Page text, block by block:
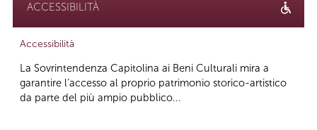
ACCESSIBILITÀ
Accessibilità
La Sovrintendenza Capitolina ai Beni Culturali mira a
garantire l’accesso al proprio patrimonio storico-artistico
da parte del più ampio pubblico...